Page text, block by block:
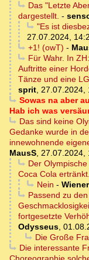
Das "Letzte
dargestellt. -
"Es ist
27.07.2024,
+1! (owT) -
Für Wahr. In
Auftritte einer
Tänze und eine
sprit, 27.07.2024,
Sowas na aber
Hab ich was
Das sind keine
Gedanke wurde in
innewohnende
MausS, 27.07.2024,
Der
Coca Cola
Nein -
Passend zu
fortgesetzte
Odysseus,
Die Große
Die interessante